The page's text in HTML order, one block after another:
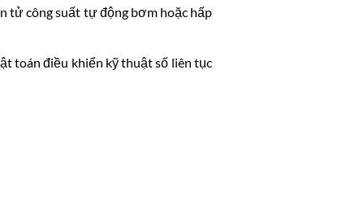
tử công suất tự động bơm hoặc hấp
toán điều khiển kỹ thuật số liên tục